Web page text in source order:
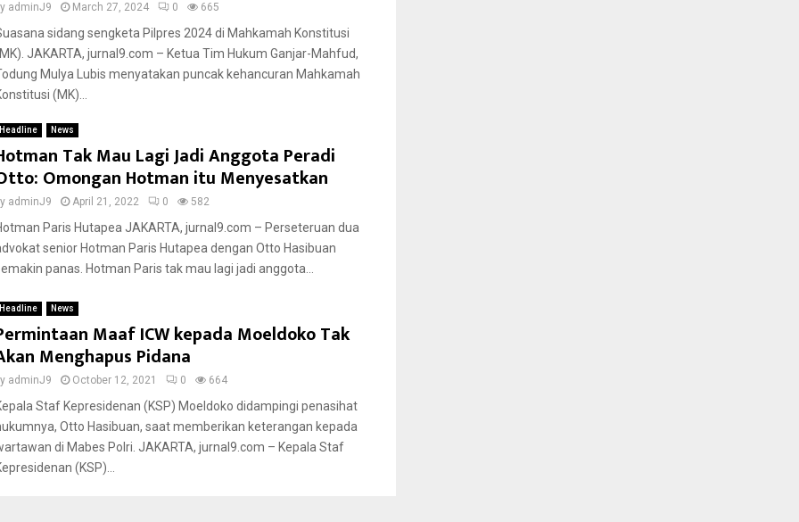
adminJ9 March 27, 2024 0 665
sidang sengketa Pilpres 2024 di Mahkamah Konstitusi
JAKARTA, jurnal9.com – Ketua Tim Hukum Ganjar-Mahfud,
Mulya Lubis menyatakan puncak kehancuran Mahkamah
(MK)...
Headline News
Tak Mau Lagi Jadi Anggota Peradi
Omongan Hotman itu Menyesatkan
adminJ9 April 21, 2022 0 582
Paris Hutapea JAKARTA, jurnal9.com – Perseteruan dua
senior Hotman Paris Hutapea dengan Otto Hasibuan
panas. Hotman Paris tak mau lagi jadi anggota...
Headline News
Maaf ICW kepada Moeldoko Tak
Menghapus Pidana
adminJ9 October 12, 2021 0 664
Staf Kepresidenan (KSP) Moeldoko didampingi penasihat
Otto Hasibuan, saat memberikan keterangan kepada
di Mabes Polri. JAKARTA, jurnal9.com – Kepala Staf
(KSP)...